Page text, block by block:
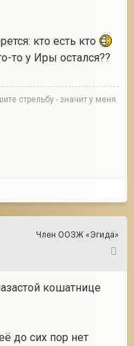
кто есть кто
то у Иры остался??
стрельбу - значит у меня
Член ООЗЖ «Эгида»
кошатнице
до сих пор нет